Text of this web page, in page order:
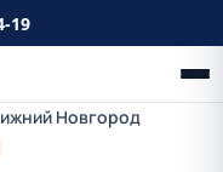
19
Новгород